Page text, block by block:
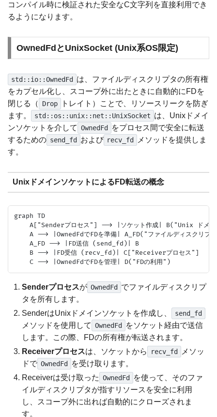
コンパイル時に検証された安全なC文字列を直接利用でき
るようになります。
OwnedFdとUnixSocket (Unix系OS限定)
std::io::OwnedFd
は、ファイルディスクリプタの所有権
をカプセル化し、スコープ外に出たときに自動的にFDを
閉じる（
Drop
トレイト）ことで、リソースリークを防ぎ
ます。
std::os::unix::net::UnixSocket は、Unixドメイ
ンソケットを介して OwnedFd
をプロセス間で安全に転送
するための send_fd および recv_fd
メソッドを提供しま
す。
UnixドメインソケットによるFD転送の概念
graph TD
A["Senderプロセス"] --> |ソケット作成| B("Unix ドメイ
A --> |OwnedFdでFDを準備| A_FD("ファイルディスクリプ
    A_FD --> |FD送信 (send_fd)| B
    B --> |FD受信 (recv_fd)| C["Receiverプロセス"]
Senderプロセスが OwnedFd
でファイルディスクリプ
タを所有します。
SenderはUnixドメインソケットを作成し、
send_fd
メソッドを使用して OwnedFd
をソケット経由で送信
します。この際、FDの所有権が転送されます。
Receiverプロセスは、ソケットから recv_fd
メソッ
ドで OwnedFd
を受け取ります。
Receiverは受け取った OwnedFd
を使って、そのファ
イルディスクリプタが指すリソースを安全に利用
し、スコープ外に出れば自動的にクローズされま
す。